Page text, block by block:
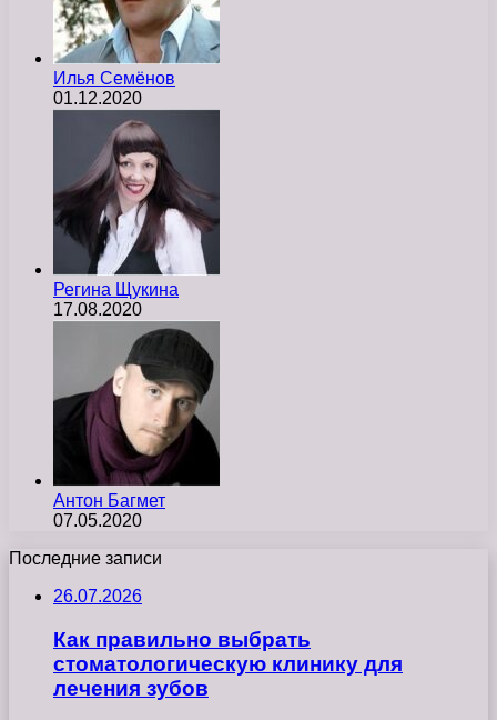
Илья Семёнов
01.12.2020
Регина Щукина
17.08.2020
Антон Багмет
07.05.2020
Последние записи
26.07.2026
Как правильно выбрать
стоматологическую клинику для
лечения зубов